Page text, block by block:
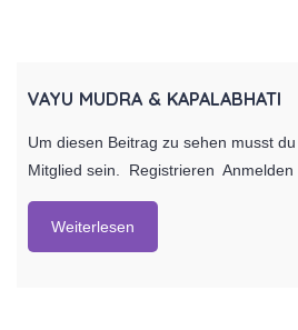
VAYU MUDRA & KAPALABHATI
Um diesen Beitrag zu sehen musst
Mitglied sein. Registrieren Anmelden
Weiterlesen